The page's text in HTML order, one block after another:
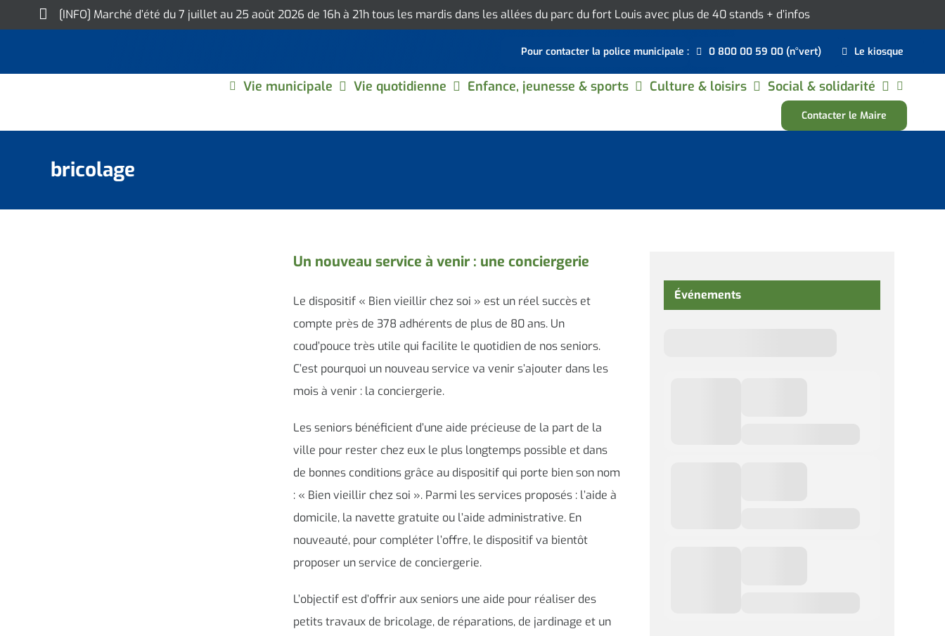
to
[INFO] Marché d’été du 7 juillet au 25 août 2026 de 16h à 21h tous les mardis dans les allées du parc du fort Louis avec plus de 40 stands + d’infos
Pour contacter la police municipale : 0 800 00 59 00 (n°vert) Le kiosque
Vie municipale Vie quotidienne Enfance, jeunesse & sports Culture & loisirs Social & solidarité
Contacter le Maire
bricolage
Un nouveau service à venir : une conciergerie
Le dispositif « Bien vieillir chez soi » est un réel succès et
compte près de 378 adhérents de plus de 80 ans. Un
coud’pouce très utile qui facilite le quotidien de nos seniors.
C’est pourquoi un nouveau service va venir s’ajouter dans les
mois à venir : la conciergerie.
Les seniors bénéficient d’une aide précieuse de la part de la
ville pour rester chez eux le plus longtemps possible et dans
de bonnes conditions grâce au dispositif qui porte bien son nom
: « Bien vieillir chez soi ». Parmi les services proposés : l’aide à
domicile, la navette gratuite ou l’aide administrative. En
nouveauté, pour compléter l’offre, le dispositif va bientôt
proposer un service de conciergerie.
L’objectif est d’offrir aux seniors une aide pour réaliser des
petits travaux de bricolage, de réparations, de jardinage et un
Événements